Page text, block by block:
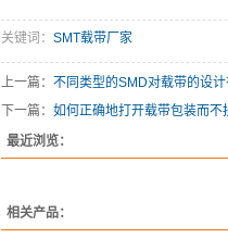
关键词： SMT载带厂家
上一篇： 不同类型的SMD对载带的设计
下一篇： 如何正确地打开载带包装而不
最近浏览：
相关产品：